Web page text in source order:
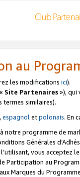
au
les modifications ici).
Site Partenaires»), qui
termes similaires).
,espagnoletpolonais. En
notre programme de
Générales
vous acceptez
Participation au
Marques du